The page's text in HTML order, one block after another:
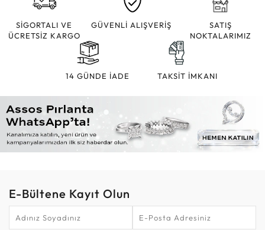
SİGORTALI VE
ÜCRETSİZ KARGO
GÜVENLİ ALIŞVERİŞ
SATIŞ
NOKTALARIMIZ
14 GÜNDE İADE TAKSİT İMKANI
E-Bültene Kayıt Olun